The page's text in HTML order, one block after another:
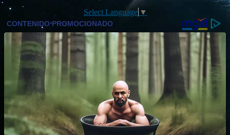
Select Language ▼